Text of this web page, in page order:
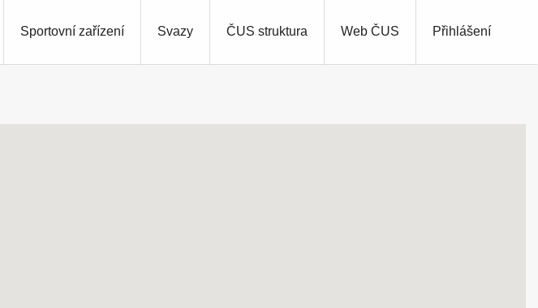
Přihlášení
Sportovní zařízení Svazy ČUS struktura Web ČUS